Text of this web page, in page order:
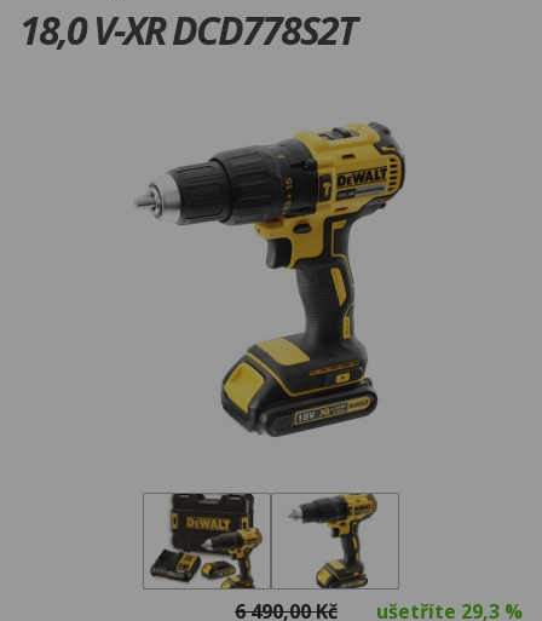
18,0 V-XR DCD778S2T
6 490,00 Kč ušetříte 29,3 %